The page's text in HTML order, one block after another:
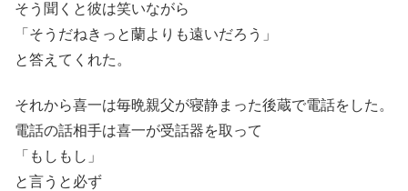
そう聞くと彼は笑いながら
「そうだねきっと蘭よりも遠いだろう」
と答えてくれた。
それから喜一は毎晩親父が寝静まった後蔵で電話をした。
電話の話相手は喜一が受話器を取って
「もしもし」
と言うと必ず